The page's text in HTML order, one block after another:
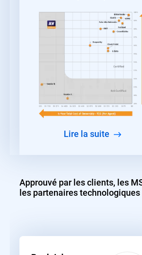
lire la suite
Approuvé par les clients, les
les partenaires technologiques